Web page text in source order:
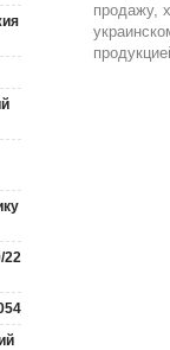
22
продажу,